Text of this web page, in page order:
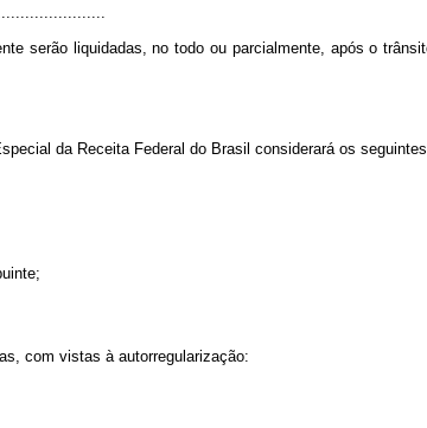
serão liquidadas, no todo ou parcialmente, após o
da Receita Federal do Brasil considerará os
com vistas à autorregularização: